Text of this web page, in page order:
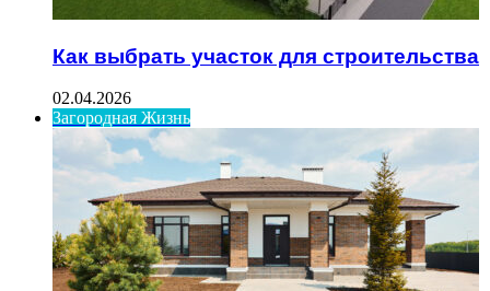
Как выбрать участок для строительства
02.04.2026
Загородная Жизнь